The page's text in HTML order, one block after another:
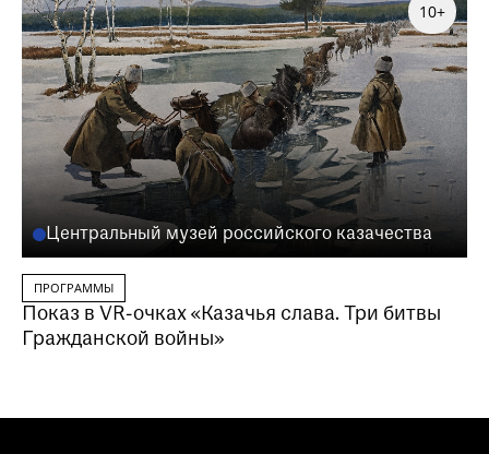
Центральный музей российского казачества
10+
ПРОГРАММЫ
Показ в VR-очках «Казачья слава. Три битвы
Гражданской войны»